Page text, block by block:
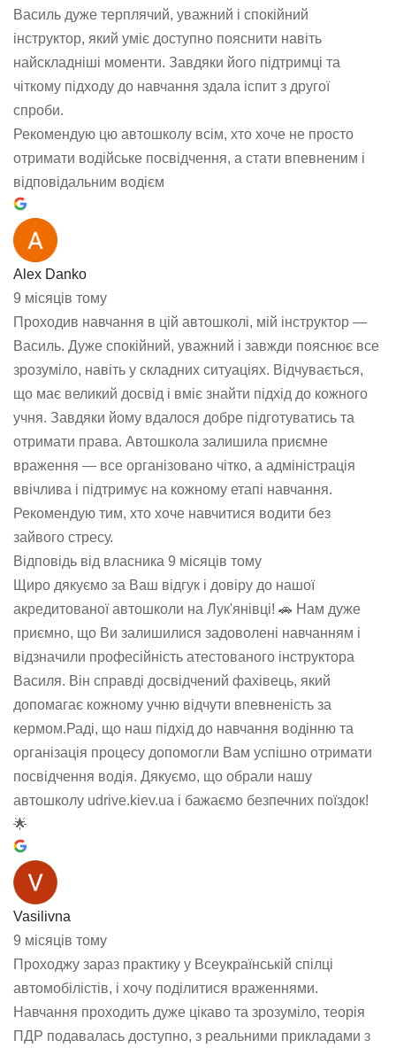
Василь дуже терплячий, уважний і спокійний
інструктор, який уміє доступно пояснити навіть
найскладніші моменти. Завдяки його підтримці та
чіткому підходу до навчання здала іспит з другої
спроби.
Рекомендую цю автошколу всім, хто хоче не просто
отримати водійське посвідчення, а стати впевненим і
відповідальним водієм
Alex Danko
9 місяців тому
Проходив навчання в цій автошколі, мій інструктор —
Василь. Дуже спокійний, уважний і завжди пояснює все
зрозуміло, навіть у складних ситуаціях. Відчувається,
що має великий досвід і вміє знайти підхід до кожного
учня. Завдяки йому вдалося добре підготуватись та
отримати права. Автошкола залишила приємне
враження — все організовано чітко, а адміністрація
ввічлива і підтримує на кожному етапі навчання.
Рекомендую тим, хто хоче навчитися водити без
зайвого стресу.
Відповідь від власника 9 місяців тому
Щиро дякуємо за Ваш відгук і довіру до нашої
акредитованої автошколи на Лук'янівці! 🚗 Нам дуже
приємно, що Ви залишилися задоволені навчанням і
відзначили професійність атестованого інструктора
Василя. Він справді досвідчений фахівець, який
допомагає кожному учню відчути впевненість за
кермом.Раді, що наш підхід до навчання водінню та
організація процесу допомогли Вам успішно отримати
посвідчення водія. Дякуємо, що обрали нашу
автошколу udrive.kiev.ua і бажаємо безпечних поїздок!
🌟
Vasilivna
9 місяців тому
Проходжу зараз практику у Всеукраїнській спілці
автомобілістів, і хочу поділитися враженнями.
Навчання проходить дуже цікаво та зрозуміло, теорія
ПДР подавалась доступно, з реальними прикладами з